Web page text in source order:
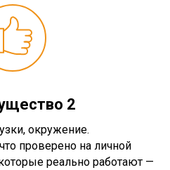
2
окружение.
проверено на личной
реально работают —